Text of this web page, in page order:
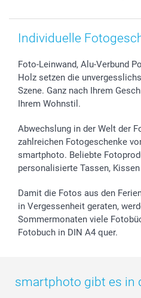
Individuelle
Foto-Leinwand, Alu-Verbund
Holz setzen die
Szene. Ganz nach Ihrem
Ihrem Wohnstil.
Abwechslung in der Welt der
zahlreichen Fotogeschenke
smartphoto. Beliebte
personalisierte Tassen,
Damit die Fotos aus den
in Vergessenheit geraten,
Sommermonaten viele
Fotobuch in DIN A4 quer.
smartphoto gibt es in